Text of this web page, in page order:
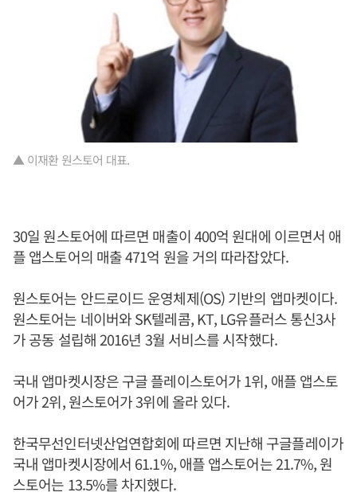
▲ 이재환 원스토어 대표.
30일 원스토어에 따르면 매출이 400억 원대에 이르면서 애
플 앱스토어의 매출 471억 원을 거의 따라잡았다.
원스토어는 안드로이드 운영체제(OS) 기반의 앱마켓이다.
원스토어는 네이버와 SK텔레콤, KT, LG유플러스 통신3사
가 공동 설립해 2016년 3월 서비스를 시작했다.
국내 앱마켓시장은 구글 플레이스토어가 1위, 애플 앱스토
어가 2위, 원스토어가 3위에 올라 있다.
한국무선인터넷산업연합회에 따르면 지난해 구글플레이가
국내 앱마켓시장에서 61.1%, 애플 앱스토어는 21.7%, 원
스토어는 13.5%를 차지했다.